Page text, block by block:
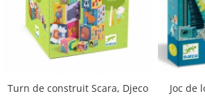
Turn de construit Scara, Djeco
Joc de